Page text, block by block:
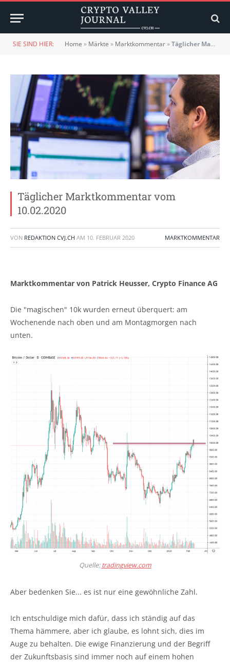
SIE SIND HIER: Home » Märkte » Marktkommentar»Täglicher Marktkommentar vom 10.02.2020
Täglicher Marktkommentar vom
10.02.2020
VON REDAKTION CVJ.CH AM 10. FEBRUAR 2020 MARKTKOMMENTAR
Marktkommentar von Patrick Heusser, Crypto Finance AG
Die "magischen" 10k wurden erneut überquert: am
Wochenende nach oben und am Montagmorgen nach
unten.
Quelle:tradingview.com
Aber bedenken Sie... es ist nur eine gewöhnliche Zahl.
Ich entschuldige mich dafür, dass ich ständig auf das
Thema hämmere, aber ich glaube, es lohnt sich, dies im
Auge zu behalten. Die ewige Finanzierung und der Begriff
der Zukunftsbasis sind immer noch auf einem hohen